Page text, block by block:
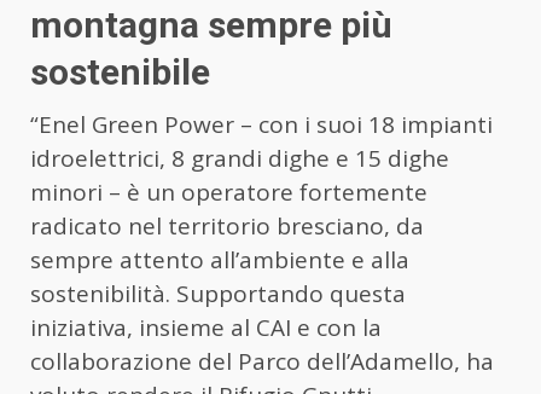
montagna sempre più
sostenibile
“Enel Green Power – con i suoi 18 impianti
idroelettrici, 8 grandi dighe e 15 dighe
minori – è un operatore fortemente
radicato nel territorio bresciano, da
sempre attento all’ambiente e alla
sostenibilità. Supportando questa
iniziativa, insieme al CAI e con la
collaborazione del Parco dell’Adamello, ha